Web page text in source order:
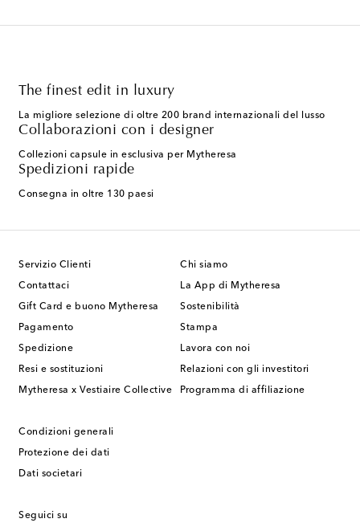
The finest edit in luxury
La migliore selezione di oltre 200 brand internazionali del lusso
Collaborazioni con i designer
Collezioni capsule in esclusiva per Mytheresa
Spedizioni rapide
Consegna in oltre 130 paesi
Servizio Clienti
Contattaci
Gift Card e buono Mytheresa
Pagamento
Spedizione
Resi e sostituzioni
Mytheresa x Vestiaire Collective
Chi siamo
La App di Mytheresa
Sostenibilità
Stampa
Lavora con noi
Relazioni con gli investitori
Programma di affiliazione
Condizioni generali
Protezione dei dati
Dati societari
Seguici su